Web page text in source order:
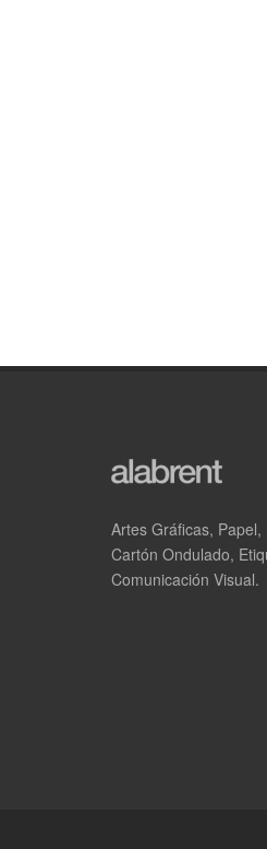
Artes Gráficas, Papel,
Cartón Ondulado,
Comunicación Visual.